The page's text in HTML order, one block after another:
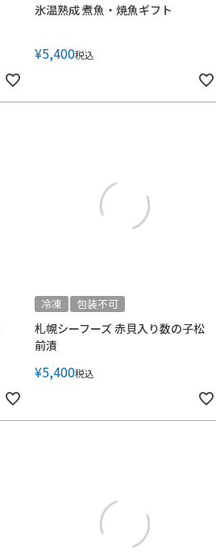
氷温熟成 煮魚・焼魚ギフト
¥5,400税込
冷凍 包装不可
札幌シーフーズ 赤貝入り数の子松
前漬
¥5,400税込